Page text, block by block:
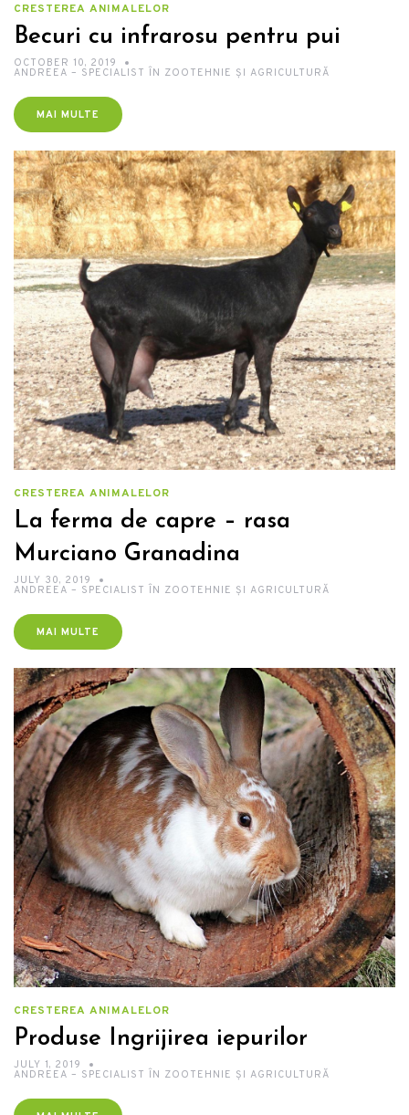
CRESTEREA ANIMALELOR
Becuri cu infrarosu pentru pui
OCTOBER 10, 2019
ANDREEA – SPECIALIST ÎN ZOOTEHNIE ȘI AGRICULTURĂ
MAI MULTE
CRESTEREA ANIMALELOR
La ferma de capre – rasa
Murciano Granadina
JULY 30, 2019
ANDREEA – SPECIALIST ÎN ZOOTEHNIE ȘI AGRICULTURĂ
MAI MULTE
CRESTEREA ANIMALELOR
Produse Ingrijirea iepurilor
JULY 1, 2019
ANDREEA – SPECIALIST ÎN ZOOTEHNIE ȘI AGRICULTURĂ